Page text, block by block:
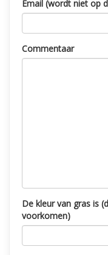
Email (wordt niet op
Commentaar
De kleur van gras is
voorkomen)